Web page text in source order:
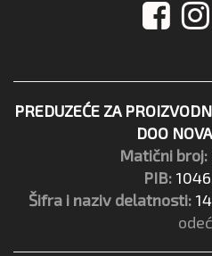
PREDUZEĆE ZA
DOO
Matični broj:
PIB:
Šifra i naziv delatnosti: